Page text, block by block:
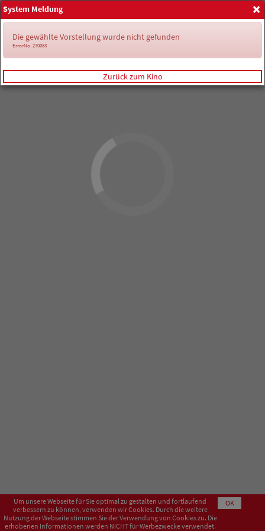
Anmelden
Um unsere Webseite für Sie optimal zu gestalten und fortlaufend
verbessern zu können, verwenden wir Cookies. Durch die weitere
Nutzung der Webseite stimmen Sie der Verwendung von Cookies zu. Die
erhobenen Informationen werden NICHT für Werbezwecke verwendet.
OK
×
System Meldung
Die gewählte Vorstellung wurde nicht gefunden
ErrorNo. 270083
Zurück zum Kino